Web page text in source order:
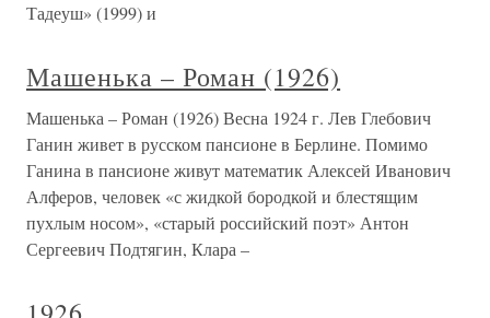
Тадеуш» (1999) и
Машенька – Роман (1926)
Машенька – Роман (1926) Весна 1924 г. Лев Глебович
Ганин живет в русском пансионе в Берли­не. Помимо
Ганина в пансионе живут математик Алексей Иванович
Алферов, человек «с жидкой бородкой и блестящим
пухлым носом», «старый российский поэт» Антон
Сергеевич Подтягин, Клара –